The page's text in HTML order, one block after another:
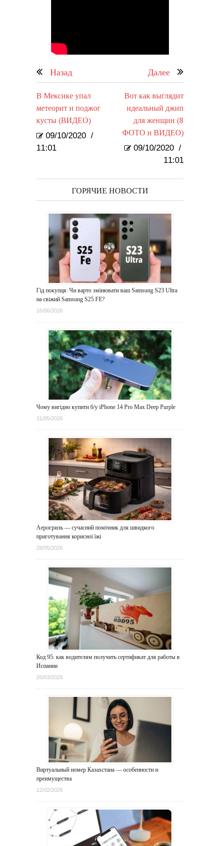
Назад Далее
В Мексике упал
метеорит и поджог
кусты (ВИДЕО)
09/10/2020 /
11:01
Вот как выглядит
идеальный джип
для женщин (8
ФОТО и ВИДЕО)
09/10/2020 /
11:01
ГОРЯЧИЕ НОВОСТИ
Гід покупця: Чи варто змінювати ваш Samsung S23 Ultra
на свіжий Samsung S25 FE?
16/06/2026
Чому вигідно купити б/у iPhone 14 Pro Max Deep Purple
31/05/2026
Аерогриль — сучасний помічник для швидкого
приготування корисної їжі
28/05/2026
Код 95: как водителям получить сертификат для работы в
Испании
26/03/2026
Виртуальный номер Казахстана — особенности и
преимущества
12/02/2026